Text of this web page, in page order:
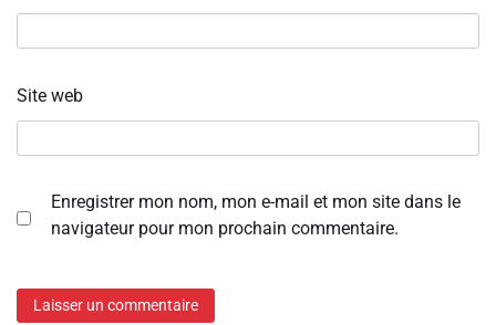
Site web
Enregistrer mon nom, mon e-mail et mon site dans le
navigateur pour mon prochain commentaire.